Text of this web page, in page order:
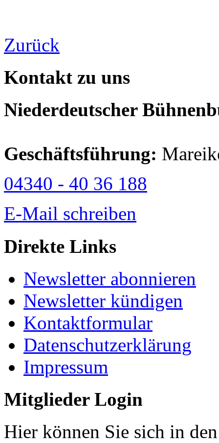
Zurück
Kontakt zu uns
Niederdeutscher
Geschäftsführung:
04340 - 40 36 188
E-Mail schreiben
Direkte Links
Newsletter abonnieren
Newsletter kündigen
Kontaktformular
Datenschutzerklärung
Impressum
Mitglieder Login
Hier können Sie sich in